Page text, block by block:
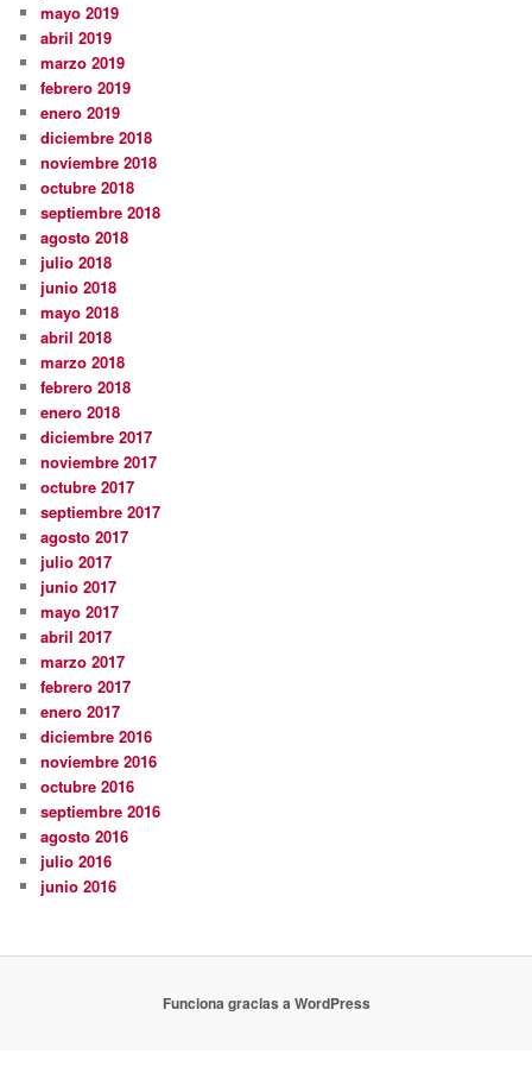
mayo 2019
abril 2019
marzo 2019
febrero 2019
enero 2019
diciembre 2018
noviembre 2018
octubre 2018
septiembre 2018
agosto 2018
julio 2018
junio 2018
mayo 2018
abril 2018
marzo 2018
febrero 2018
enero 2018
diciembre 2017
noviembre 2017
octubre 2017
septiembre 2017
agosto 2017
julio 2017
junio 2017
mayo 2017
abril 2017
marzo 2017
febrero 2017
enero 2017
diciembre 2016
noviembre 2016
octubre 2016
septiembre 2016
agosto 2016
julio 2016
junio 2016
Funciona gracias a WordPress